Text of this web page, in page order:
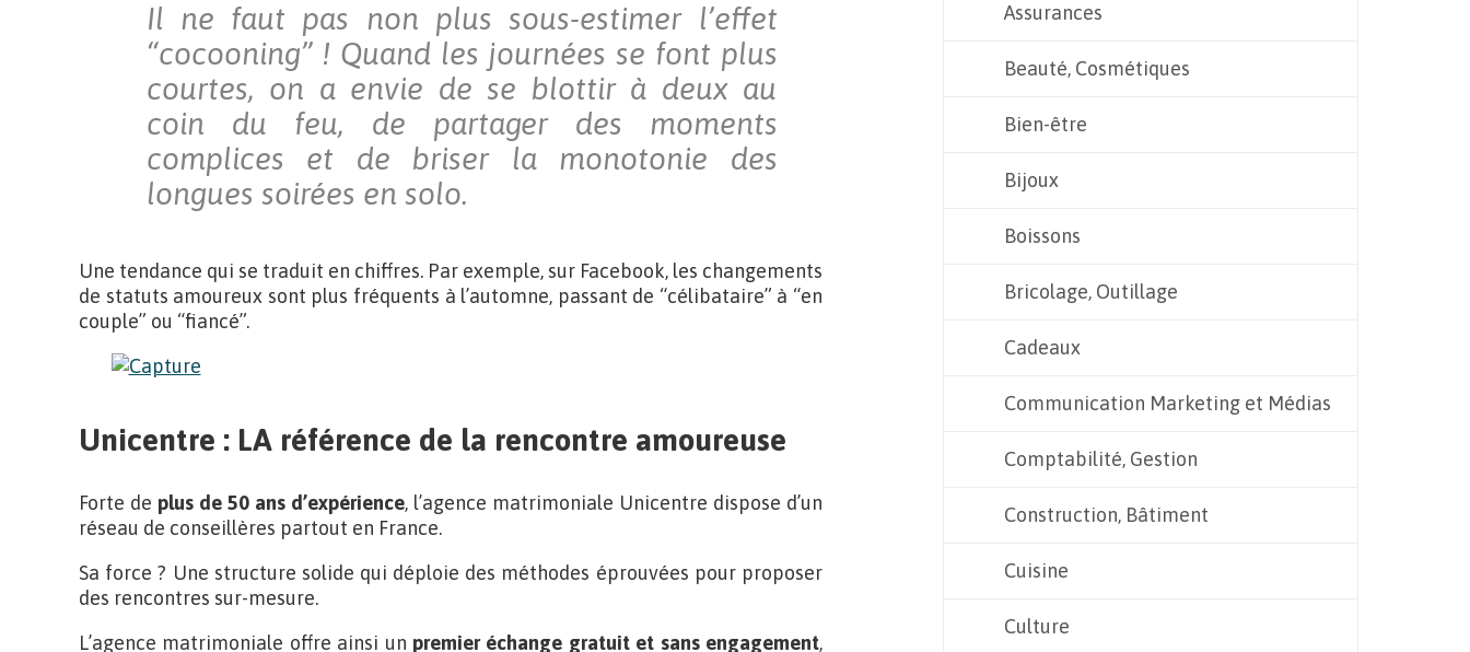
Il ne faut pas non plus sous-estimer l’effet
“cocooning” ! Quand les journées se font plus
courtes, on a envie de se blottir à deux au
coin du feu, de partager des moments
complices et de briser la monotonie des
longues soirées en solo.
Une tendance qui se traduit en chiffres. Par exemple, sur Facebook, les changements
de statuts amoureux sont plus fréquents à l’automne, passant de “célibataire” à “en
couple” ou “fiancé”.
Unicentre : LA référence de la rencontre amoureuse
Forte de plus de 50 ans d’expérience, l’agence matrimoniale Unicentre dispose d’un
réseau de conseillères partout en France.
Sa force ? Une structure solide qui déploie des méthodes éprouvées pour proposer
des rencontres sur-mesure.
L’agence matrimoniale offre ainsi un premier échange gratuit et sans engagement,
Assurances
Beauté, Cosmétiques
Bien-être
Bijoux
Boissons
Bricolage, Outillage
Cadeaux
Communication Marketing et Médias
Comptabilité, Gestion
Construction, Bâtiment
Cuisine
Culture